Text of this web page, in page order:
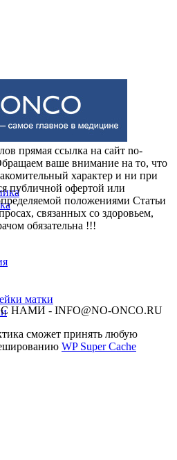
матки
матки
прямая ссылка на сайт no-
ваше внимание на то, что
характер и ни при
публичной офертой или
положениями Статьи
связанных со здоровьем,
обязательна !!!
НАМИ - INFO@NO-ONCO.RU
cможет принять любую
WP Super Cache